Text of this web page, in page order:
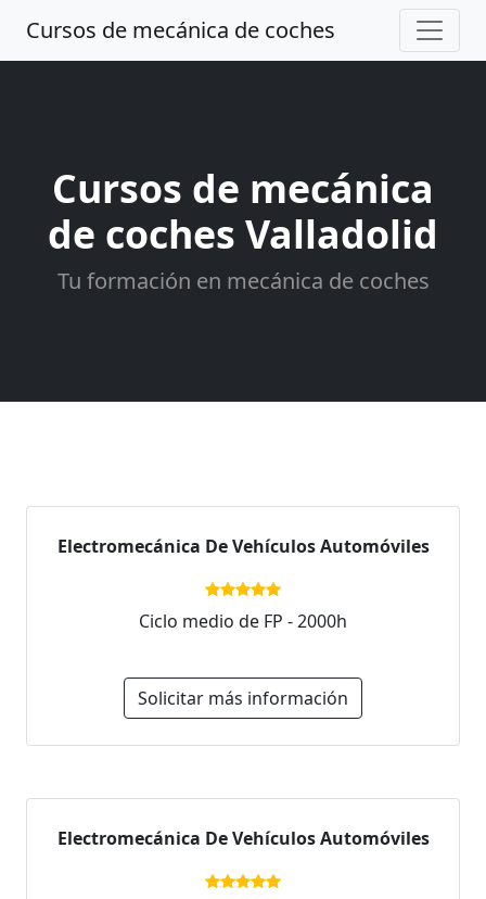
Cursos de mecánica de coches
Cursos de mecánica
de coches Valladolid
Tu formación en mecánica de coches
Electromecánica De Vehículos Automóviles
Ciclo medio de FP - 2000h
Solicitar más información
Electromecánica De Vehículos Automóviles